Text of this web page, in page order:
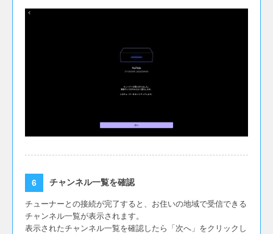
チャンネル一覧を確認
チューナーとの接続が完了すると、お住いの地域で受信できる
チャンネル一覧が表示されます。
表示されたチャンネル一覧を確認したら「次へ」をクリックし